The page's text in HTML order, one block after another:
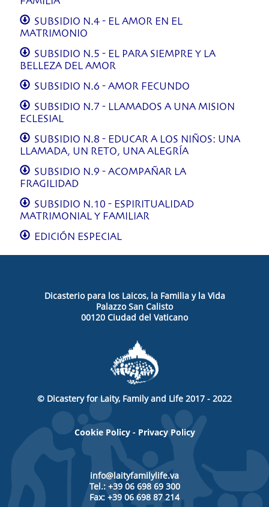
SUBSIDIO N.4 - EL AMOR EN EL
MATRIMONIO
SUBSIDIO N.5 - EL PARA SIEMPRE Y LA
BELLEZA DEL AMOR
SUBSIDIO N.6 - AMOR FECUNDO
SUBSIDIO N.7 - LLAMADOS A UNA MISION
ECLESIAL
SUBSIDIO N.8 - EDUCAR A LOS NIÑOS: UNA
LLAMADA, UN RETO, UNA ALEGRÍA
SUBSIDIO N.9 - ACOMPAÑAR LA
FRAGILIDAD
SUBSIDIO N.10 - ESPIRITUALIDAD
MATRIMONIAL Y FAMILIAR
EDICIÓN ESPECIAL
Dicasterio para los Laicos, la Familia y la Vida
Palazzo San Calisto
00120 Ciudad del Vaticano
© Dicastery for Laity, Family and Life 2017 - 2022
Cookie Policy- Privacy Policy
info@laityfamilylife.va
Tel.: +39 06 698 69 300
Fax: +39 06 698 87 214